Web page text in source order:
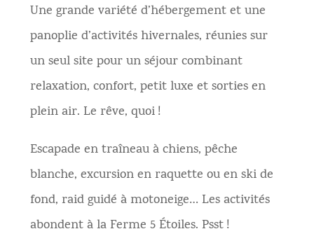
Une grande variété d’hébergement et une
panoplie d’activités hivernales, réunies sur
un seul site pour un séjour combinant
relaxation, confort, petit luxe et sorties en
plein air. Le rêve, quoi !
Escapade en traîneau à chiens, pêche
blanche, excursion en raquette ou en ski de
fond, raid guidé à motoneige… Les activités
abondent à la Ferme 5 Étoiles. Psst !